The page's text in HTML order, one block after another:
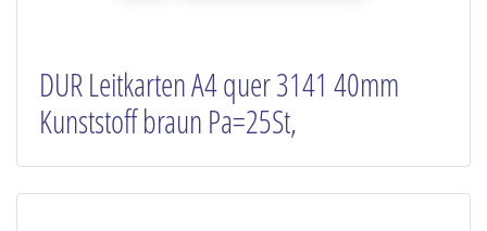
DUR Leitkarten A4 quer 3141 40mm
Kunststoff braun Pa=25St,